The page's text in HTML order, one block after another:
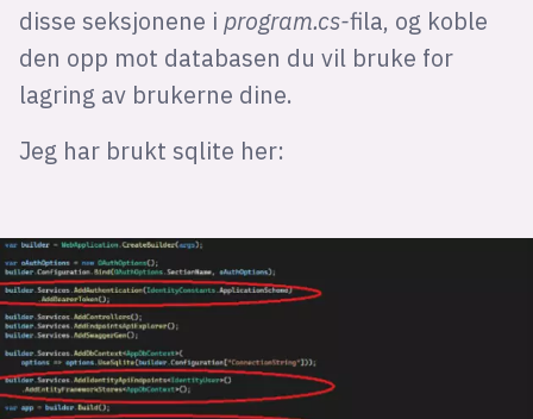
disse seksjonene i program.cs-fila, og koble
den opp mot databasen du vil bruke for
lagring av brukerne dine.
Jeg har brukt sqlite her: